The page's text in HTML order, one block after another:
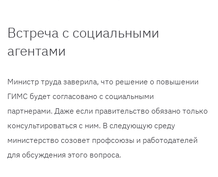
Встреча с социальными
агентами
Министр труда заверила, что решение о повышении
ГИМС будет согласовано с социальными
партнерами. Даже если правительство обязано только
консультироваться с ним. В следующую среду
министерство созовет профсоюзы и работодателей
для обсуждения этого вопроса.